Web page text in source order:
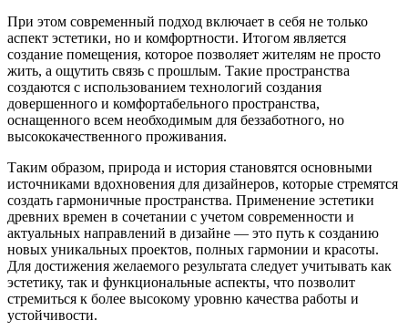
При этом современный подход включает в себя не только
аспект эстетики, но и комфортности. Итогом является
создание помещения, которое позволяет жителям не просто
жить, а ощутить связь с прошлым. Такие пространства
создаются с использованием технологий создания
довершенного и комфортабельного пространства,
оснащенного всем необходимым для беззаботного, но
высококачественного проживания.
Таким образом, природа и история становятся основными
источниками вдохновения для дизайнеров, которые стремятся
создать гармоничные пространства. Применение эстетики
древних времен в сочетании с учетом современности и
актуальных направлений в дизайне — это путь к созданию
новых уникальных проектов, полных гармонии и красоты.
Для достижения желаемого результата следует учитывать как
эстетику, так и функциональные аспекты, что позволит
стремиться к более высокому уровню качества работы и
устойчивости.